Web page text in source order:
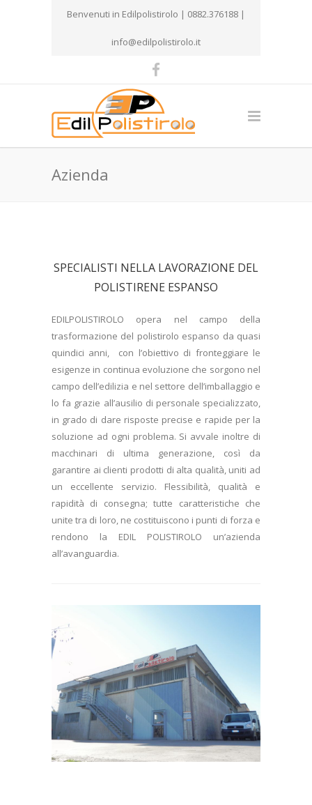
Benvenuti in Edilpolistirolo | 0882.376188 |
info@edilpolistirolo.it
Azienda
SPECIALISTI NELLA LAVORAZIONE DEL
POLISTIRENE ESPANSO
EDILPOLISTIROLO opera nel campo della
trasformazione del polistirolo espanso da quasi
quindici anni, con l’obiettivo di fronteggiare le
esigenze in continua evoluzione che sorgono nel
campo dell’edilizia e nel settore dell’imballaggio e
lo fa grazie all’ausilio di personale specializzato,
in grado di dare risposte precise e rapide per la
soluzione ad ogni problema. Si avvale inoltre di
macchinari di ultima generazione, così da
garantire ai clienti prodotti di alta qualità, uniti ad
un eccellente servizio. Flessibilità, qualità e
rapidità di consegna; tutte caratteristiche che
unite tra di loro, ne costituiscono i punti di forza e
rendono la EDIL POLISTIROLO un’azienda
all’avanguardia.